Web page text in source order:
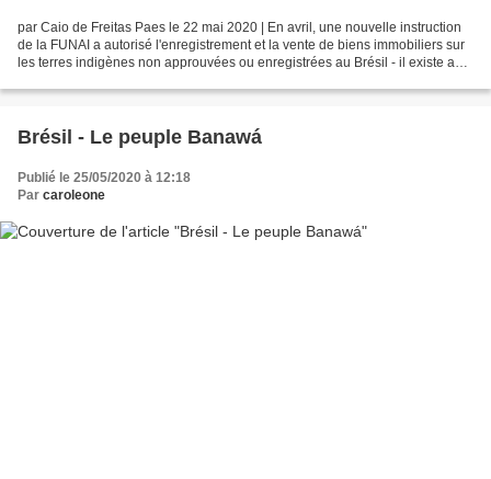
par Caio de Freitas Paes le 22 mai 2020 | En avril, une nouvelle instruction
de la FUNAI a autorisé l'enregistrement et la vente de biens immobiliers sur
les terres indigènes non approuvées ou enregistrées au Brésil - il existe au
Brésil - Le peuple Banawá
Publié le 25/05/2020 à 12:18
Par caroleone